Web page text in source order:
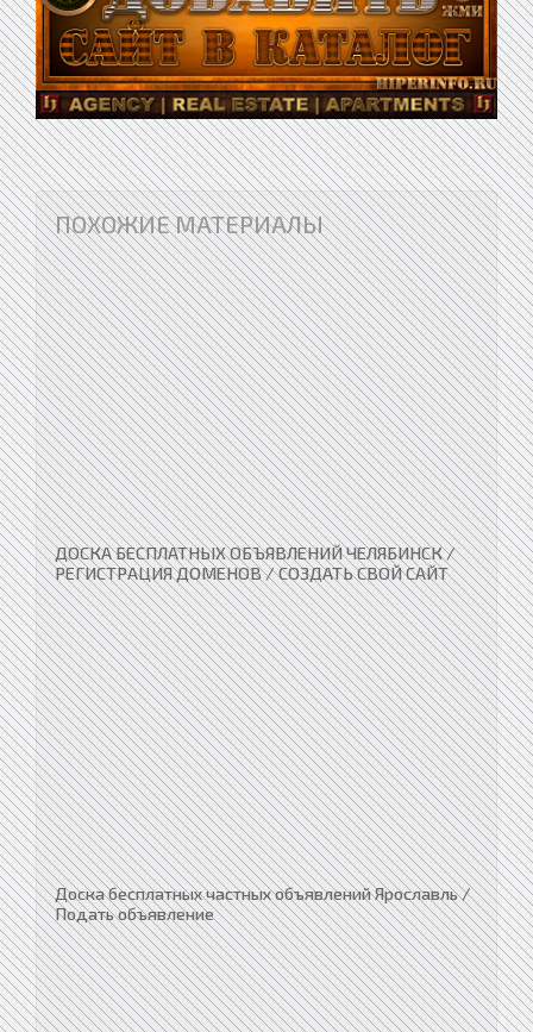
ПОХОЖИЕ МАТЕРИАЛЫ
ДОСКА БЕСПЛАТНЫХ ОБЪЯВЛЕНИЙ ЧЕЛЯБИНСК /
РЕГИСТРАЦИЯ ДОМЕНОВ / СОЗДАТЬ СВОЙ САЙТ
Доска бесплатных частных объявлений Ярославль /
Подать объявление